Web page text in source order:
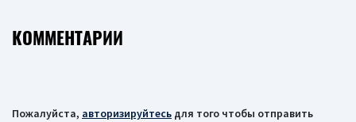
КОММЕНТАРИИ
Пожалуйста, авторизируйтесь для того чтобы отправить